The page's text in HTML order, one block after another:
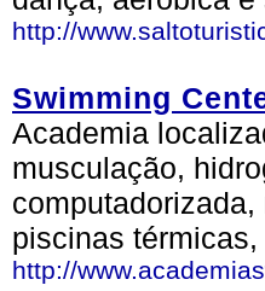
http://
Swimming
Academia
musculação,
piscinas térmicas,
http://